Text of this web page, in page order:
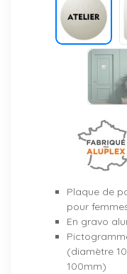
Plaque de
pour
En gravo
(diamètre
100mm)